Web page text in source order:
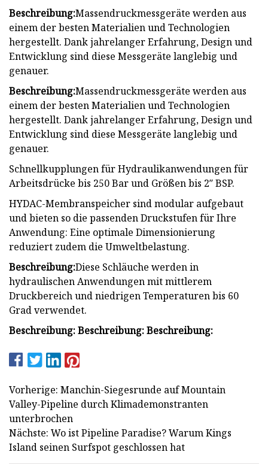
Beschreibung:Massendruckmessgeräte werden aus
einem der besten Materialien und Technologien
hergestellt. Dank jahrelanger Erfahrung, Design und
Entwicklung sind diese Messgeräte langlebig und
genauer.
Beschreibung:Massendruckmessgeräte werden aus
einem der besten Materialien und Technologien
hergestellt. Dank jahrelanger Erfahrung, Design und
Entwicklung sind diese Messgeräte langlebig und
genauer.
Schnellkupplungen für Hydraulikanwendungen für
Arbeitsdrücke bis 250 Bar und Größen bis 2″ BSP.
HYDAC-Membranspeicher sind modular aufgebaut
und bieten so die passenden Druckstufen für Ihre
Anwendung: Eine optimale Dimensionierung
reduziert zudem die Umweltbelastung.
Beschreibung:Diese Schläuche werden in
hydraulischen Anwendungen mit mittlerem
Druckbereich und niedrigen Temperaturen bis 60
Grad verwendet.
Beschreibung: Beschreibung: Beschreibung:
Vorherige: Manchin-Siegesrunde auf Mountain
Valley-Pipeline durch Klimademonstranten
unterbrochen
Nächste: Wo ist Pipeline Paradise? Warum Kings
Island seinen Surfspot geschlossen hat